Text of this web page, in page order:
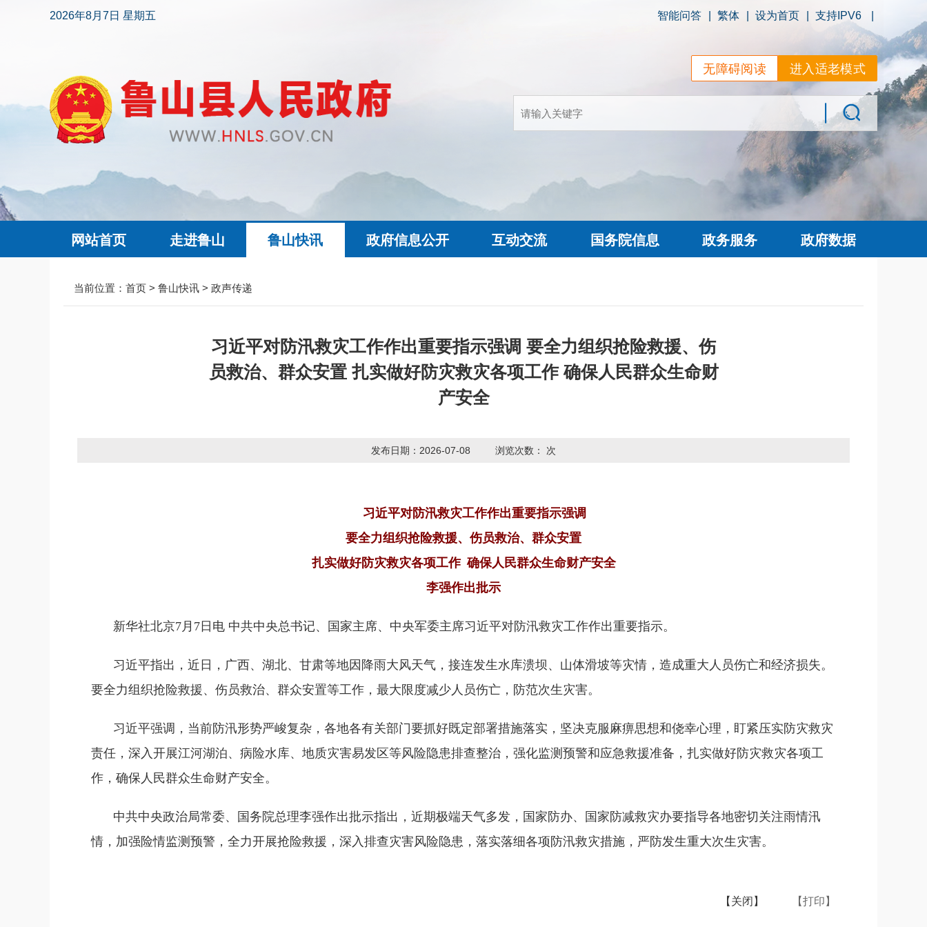
2026年8月7日 星期五 智能问答 繁体 设为首页 支持IPV6
进入适老模式
无障碍阅读
网站首页 走进鲁山 鲁山快讯 政府信息公开 互动交流 国务院信息 政务服务 政府数据
当前位置： 首页 > 鲁山快讯 > 政声传递
习近平对防汛救灾工作作出重要指示强调 要全力组织抢险救援、伤
员救治、群众安置 扎实做好防灾救灾各项工作 确保人民群众生命财
产安全
发布日期：2026-07-08 浏览次数： 次
习近平对防汛救灾工作作出重要指示强调
要全力组织抢险救援、伤员救治、群众安置
扎实做好防灾救灾各项工作 确保人民群众生命财产安全
李强作出批示
新华社北京7月7日电 中共中央总书记、国家主席、中央军委主席习近平对防汛救灾工作作出重要指示。
习近平指出，近日，广西、湖北、甘肃等地因降雨大风天气，接连发生水库溃坝、山体滑坡等灾情，造成重大人员伤亡和经济损失。
要全力组织抢险救援、伤员救治、群众安置等工作，最大限度减少人员伤亡，防范次生灾害。
习近平强调，当前防汛形势严峻复杂，各地各有关部门要抓好既定部署措施落实，坚决克服麻痹思想和侥幸心理，盯紧压实防灾救灾
责任，深入开展江河湖泊、病险水库、地质灾害易发区等风险隐患排查整治，强化监测预警和应急救援准备，扎实做好防灾救灾各项工
作，确保人民群众生命财产安全。
中共中央政治局常委、国务院总理李强作出批示指出，近期极端天气多发，国家防办、国家防减救灾办要指导各地密切关注雨情汛
情，加强险情监测预警，全力开展抢险救援，深入排查灾害风险隐患，落实落细各项防汛救灾措施，严防发生重大次生灾害。
【打印】
【关闭】